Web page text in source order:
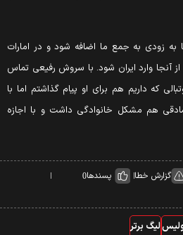
زودی به جمع ما اضافه شود و در امارات
آنجا وارد ایران شود. با سروش رفیعی تماس
که داریم هم برای او پیام گذاشتم اما با
هم مشکل خانوادگی داشت و با اجازه
گزارش خطا پسندها0
لیگ برتر